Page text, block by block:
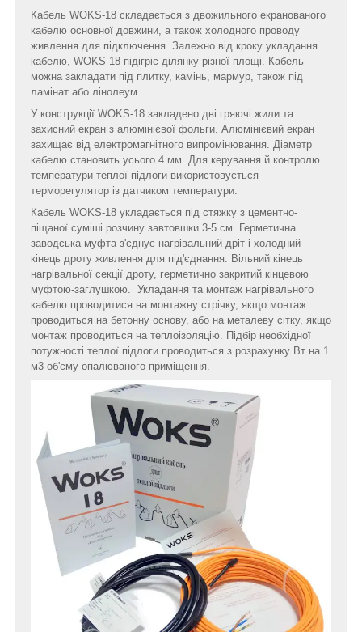
Кабель WOKS-18 складається з двожильного екранованого
кабелю основної довжини, а також холодного проводу
живлення для підключення. Залежно від кроку укладання
кабелю, WOKS-18 підігріє ділянку різної площі. Кабель
можна закладати під плитку, камінь, мармур, також під
ламінат або лінолеум.
У конструкції WOKS-18 закладено дві гряючі жили та
захисний екран з алюмінієвої фольги. Алюмінієвий екран
захищає від електромагнітного випромінювання. Діаметр
кабелю становить усього 4 мм. Для керування й контролю
температури теплої підлоги використовується
терморегулятор із датчиком температури.
Кабель WOKS-18 укладається під стяжку з цементно-
піщаної суміші розчину завтовшки 3-5 см. Герметична
заводська муфта з'єднує нагрівальний дріт і холодний
кінець дроту живлення для під'єднання. Вільний кінець
нагрівальної секції дроту, герметично закритий кінцевою
муфтою-заглушкою. Укладання та монтаж нагрівального
кабелю проводитися на монтажну стрічку, якщо монтаж
проводиться на бетонну основу, або на металеву сітку, якщо
монтаж проводиться на теплоізоляцію. Підбір необхідної
потужності теплої підлоги проводиться з розрахунку Вт на 1
м3 об'єму опалюваного приміщення.